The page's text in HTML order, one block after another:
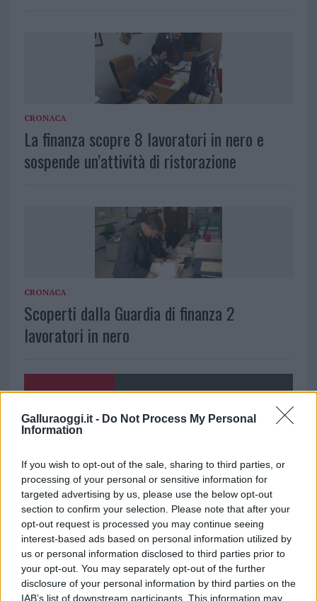
Galluraoggi.it - Do Not Process My Personal
Information
If you wish to opt-out of the sale, sharing to third parties, or
processing of your personal or sensitive information for
targeted advertising by us, please use the below opt-out
section to confirm your selection. Please note that after your
opt-out request is processed you may continue seeing
interest-based ads based on personal information utilized by
us or personal information disclosed to third parties prior to
your opt-out. You may separately opt-out of the further
disclosure of your personal information by third parties on the
IAB’s list of downstream participants. This information may
CRONACA
La finanza scopre 8 lavoratori in nero e
sospende un’attività di ristorazione
CRONACA
Scoperti dalla Guardia di finanza 2
lavoratori in nero
NOTIZIE RECENTI
Le previsioni meteo per il weekend a Olbia e in
Michelle Hunziker in Gallura, bella anche dal
vivo: un amico vip svela come fa
Calangianus, dopo le polemiche il centro
accoglienza minori chiude